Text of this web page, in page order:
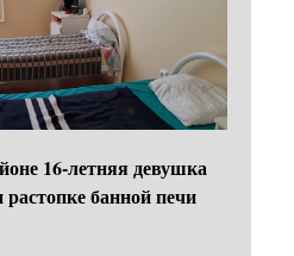
16‑летняя девушка
банной печи